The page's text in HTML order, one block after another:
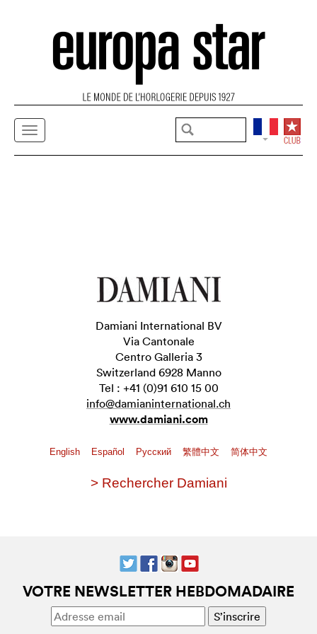
Damiani International BV
Via Cantonale
Centro Galleria 3
Switzerland 6928 Manno
Tel : +41 (0)91 610 15 00
info@damianinternational.ch
www.damiani.com
English Español Pусский 繁體中文 简体中文
> Rechercher Damiani
VOTRE NEWSLETTER HEBDOMADAIRE